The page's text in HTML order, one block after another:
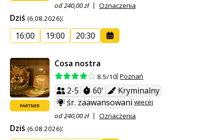
od 240,00 zł
Oznaczenia
Dziś (6.08.2026):
16:00
19:00 20:30
PARTNER
Cosa nostra
8.5/10 Poznań
2-5 60'
Kryminalny
śr. zaawansowani więcej
od 240,00 zł
Oznaczenia
Dziś (6.08.2026):